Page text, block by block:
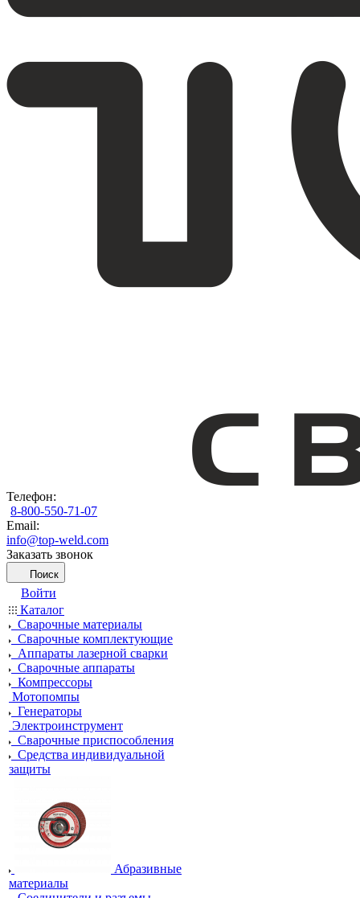
Телефон:
8-800-550-71-07
Email:
info@top-weld.com
Заказать звонок
Поиск
Войти
Каталог
Сварочные материалы
Сварочные комплектующие
Аппараты лазерной сварки
Сварочные аппараты
Компрессоры
Мотопомпы
Генераторы
Электроинструмент
Сварочные приспособления
Средства индивидуальной
защиты
Абразивные
материалы